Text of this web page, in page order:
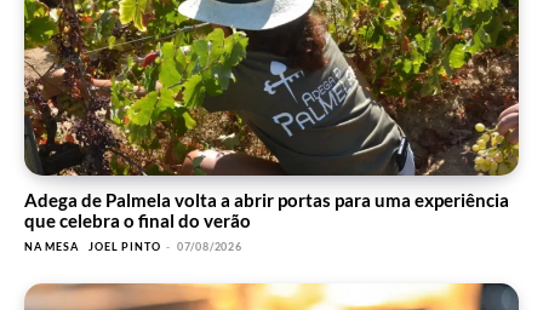
Adega de Palmela volta a abrir portas para uma experiência
que celebra o final do verão
NA MESA JOEL PINTO - 07/08/2026